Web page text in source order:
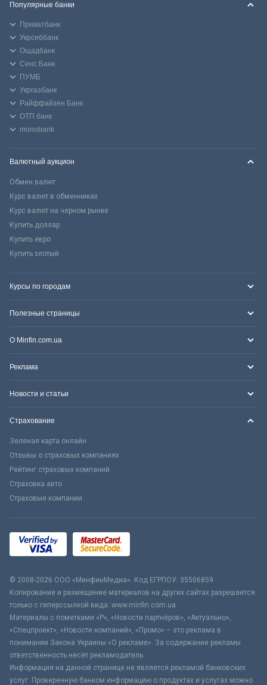
Популярные банки
Приватбанк
Укрсиббанк
Ощадбанк
Сенс Банк
ПУМБ
Укргазбанк
Райффайзен Банк
ОТП банк
monobank
Валютный аукцион
Обмен валют
Курс валют в обменниках
Курс валют на черном рынке
Купить доллар
Купить евро
Купить злотый
Курсы по городам
Полезные страницы
О Minfin.com.ua
Реклама
Новости и статьи
Страхование
Зеленая карта онлайн
Отзывы о страховых компаниях
Рейтинг страховых компаний
Страховка авто
Страховые компании
© 2008-2026 ООО «МинфинМедиа». Код ЕГРПОУ: 35506859
Копирование и размещение материалов на других сайтах разрешается
только с гиперссылкой вида: www.minfin.com.ua
Материалы с пометками «Р», «Новости партнёров», «Актуально»,
«Спецпроект», «Новости компаний», «Промо» – это реклама в
понимании Закона Украины «О рекламе». За содержание рекламы
ответственность несёт рекламодатель.
Информация на данной странице не является рекламой банковских
услуг. Проверенную банком информацию о продуктах и услугах можно